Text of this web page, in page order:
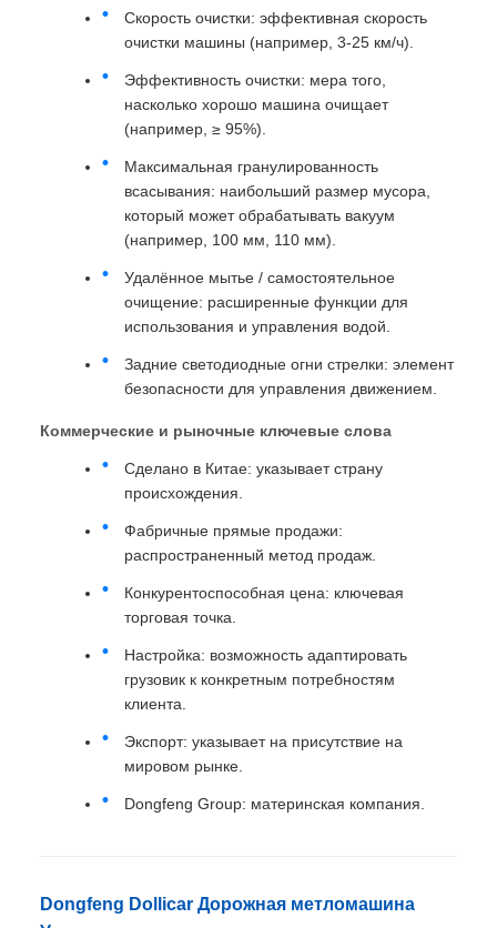
Скорость очистки: эффективная скорость
очистки машины (например, 3-25 км/ч).
Эффективность очистки: мера того,
насколько хорошо машина очищает
(например, ≥ 95%).
Максимальная гранулированность
всасывания: наибольший размер мусора,
который может обрабатывать вакуум
(например, 100 мм, 110 мм).
Удалённое мытье / самостоятельное
очищение: расширенные функции для
использования и управления водой.
Задние светодиодные огни стрелки: элемент
безопасности для управления движением.
Коммерческие и рыночные ключевые слова
Сделано в Китае: указывает страну
происхождения.
Фабричные прямые продажи:
распространенный метод продаж.
Конкурентоспособная цена: ключевая
торговая точка.
Настройка: возможность адаптировать
грузовик к конкретным потребностям
клиента.
Экспорт: указывает на присутствие на
мировом рынке.
Dongfeng Group: материнская компания.
Dongfeng Dollicar Дорожная метломашина